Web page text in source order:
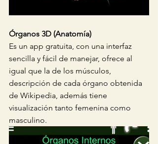
Órganos 3D (Anatomía)
Es un app gratuita, con una interfaz
sencilla y fácil de manejar, ofrece al
igual que la de los músculos,
descripción de cada órgano obtenida
de Wikipedia, además tiene
visualización tanto femenina como
masculino.